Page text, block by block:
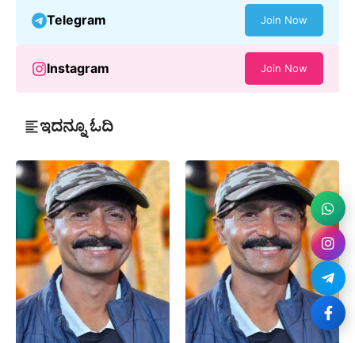
Telegram Join Now
Instagram Join Now
ಇದನ್ನೂ ಓದಿ